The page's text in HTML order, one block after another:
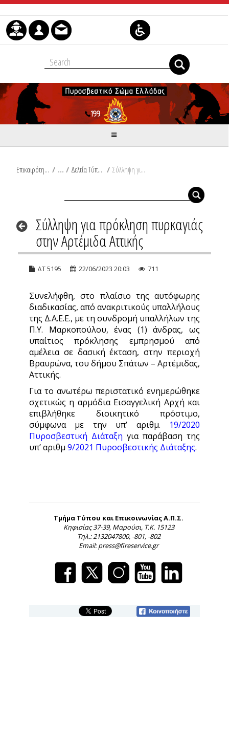
Μετάβαση στο περιεχόμενο
Επικαιρότητα / Δελτία Τύπου / Σύλληψη για πρόκληση πυρκαγιάς στην Αρτέμιδα Αττικής
Σύλληψη για πρόκληση πυρκαγιάς
στην Αρτέμιδα Αττικής
ΔΤ 5195 22/06/2023 20:03 711
Συνελήφθη, στο πλαίσιο της αυτόφωρης
διαδικασίας, από ανακριτικούς υπαλλήλους
της Δ.Α.Ε.Ε., με τη συνδρομή υπαλλήλων της
Π.Υ. Μαρκοπούλου, ένας (1) άνδρας, ως
υπαίτιος πρόκλησης εμπρησμού από
αμέλεια σε δασική έκταση, στην περιοχή
Βραυρώνα, του δήμου Σπάτων – Αρτέμιδας,
Αττικής.
Για το ανωτέρω περιστατικό ενημερώθηκε
σχετικώς η αρμόδια Εισαγγελική Αρχή και
επιβλήθηκε διοικητικό πρόστιμο,
σύμφωνα με την υπ’ αριθμ. 19/2020
Πυροσβεστική Διάταξη για παράβαση της
υπ’ αριθμ 9/2021 Πυροσβεστικής Διάταξης.
Τμήμα Τύπου και Επικοινωνίας Α.Π.Σ.
Κηφισίας 37-39, Μαρούσι, Τ.Κ. 15123
Τηλ.: 2132047800, -801, -802
Email: press@fireservice.gr